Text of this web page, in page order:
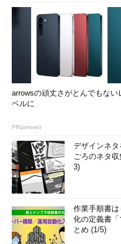
arrowsの頑丈さがとんでもない
ベルに
PR(arrows)
デザインネタ
ごろのネタ
3)
作業手順書
化の定義書
とめ (1/5)